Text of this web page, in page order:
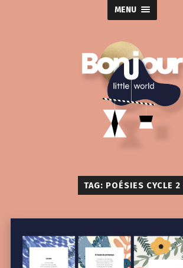
MENU
TAG: POÉSIES CYCLE 2